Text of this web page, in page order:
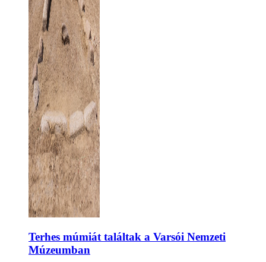
Terhes múmiát találtak a Varsói Nemzeti
Múzeumban